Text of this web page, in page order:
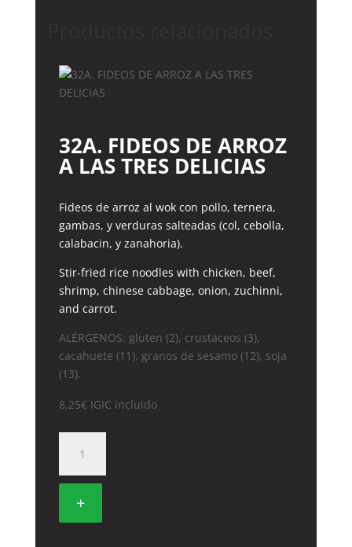
32A. FIDEOS DE ARROZ
A LAS TRES DELICIAS
Fideos de arroz al wok con pollo, ternera,
gambas, y verduras salteadas (col, cebolla,
calabacin, y zanahoria).
Stir-fried rice noodles with chicken, beef,
shrimp, chinese cabbage, onion, zuchinni,
and carrot.
ALÉRGENOS: gluten (2), crustaceos (3),
cacahuete (11), granos de sesamo (12), soja
(13).
8,25€ IGIC incluido
FIDEOS
DE
+